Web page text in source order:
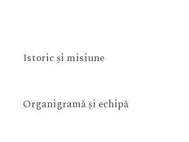
Istoric și misiune
Organigramă și echipă